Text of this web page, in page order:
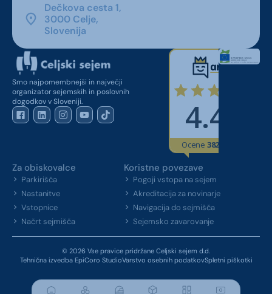
Dečkova cesta 1,
3000 Celje,
Slovenija
Smo najpomembnejši in največji
organizator sejemskih in poslovnih
dogodkov v Sloveniji.
Za obiskovalce
Parkirišča
Nastanitve
Vstopnice
Načrt sejmišča
Koristne povezave
Pogoji vstopa na sejem
Akreditacija za novinarje
Navigacija do sejmišča
Sejemsko zavarovanje
© 2026 Vse pravice pridržane Celjski sejem d.d.
Tehnična izvedba EpiCoro StudioVarstvo osebnih podatkovSpletni piškotki